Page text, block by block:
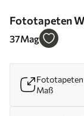
Fototapeten
mit Grunge-
37Mag
Fototapeten
Maß